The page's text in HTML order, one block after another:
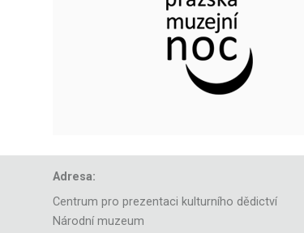
Adresa:
Centrum pro prezentaci kulturního dědictví
Národní muzeum